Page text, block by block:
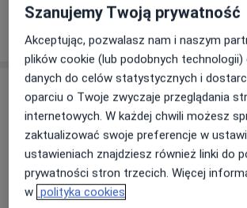
W jaki sposób ustalane są ceny?
Adres
Dentysta w Oliwie
Polanki 136/1, Oliwa , 80-322 Gdańsk
Szanujemy Twoją prywatność
Akceptując, pozwalasz nam i naszym
plików cookie (lub podobnych technologii)
danych do celów statystycznych i
oparciu o Twoje zwyczaje przeglądania
internetowych. W każdej chwili możesz
zaktualizować swoje preferencje w
ustawieniach znajdziesz również linki do
prywatności stron trzecich. Więcej
w polityka cookies